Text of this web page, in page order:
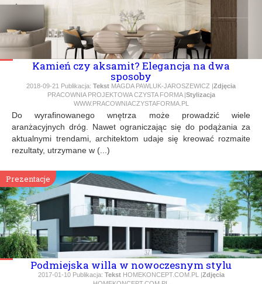
Kamień czy aksamit? Elegancja na dwa
sposoby
2018-09-21 Publikacja: Tekst MAGDA PAWLUK-JAROSZEWICZ |Zdjęcia
PRACOWNIA PROJEKTOWA CZYSTA FORMA |Stylizacja
WWW.PRACOWNIACZYSTAFORMA.PL
Do wyrafinowanego wnętrza może prowadzić wiele
aranżacyjnych dróg. Nawet ograniczając się do podążania za
aktualnymi trendami, architektom udaje się kreować rozmaite
rezultaty, utrzymane w (...)
Prezentacje
Podmiejska willa w nowoczesnym stylu
2017-01-10Publikacja: Tekst HOMEKONCEPT.COM.PL |Zdjęcia